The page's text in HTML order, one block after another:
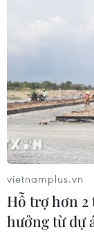
vietnamplus.vn
Hỗ trợ hơn 2
hưởng từ dự